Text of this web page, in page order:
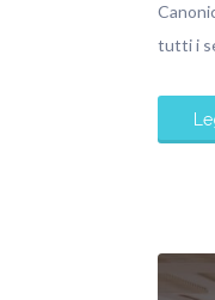
tutti i